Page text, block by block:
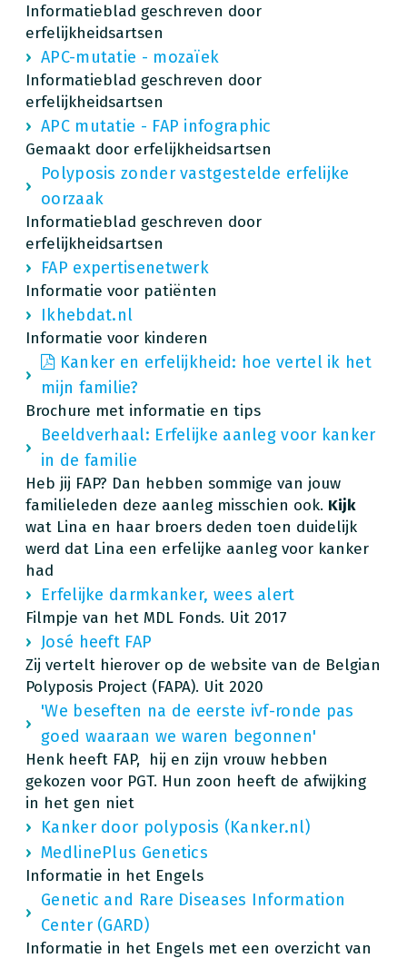
Informatieblad geschreven door
erfelijkheidsartsen
APC-mutatie - mozaïek
Informatieblad geschreven door
erfelijkheidsartsen
APC mutatie - FAP infographic
Gemaakt door erfelijkheidsartsen
Polyposis zonder vastgestelde erfelijke
oorzaak
Informatieblad geschreven door
erfelijkheidsartsen
FAP expertisenetwerk
Informatie voor patiënten
Ikhebdat.nl
Informatie voor kinderen
Kanker en erfelijkheid: hoe vertel ik het
mijn familie?
Brochure met informatie en tips
Beeldverhaal: Erfelijke aanleg voor kanker
in de familie
Heb jij FAP? Dan hebben sommige van jouw
familieleden deze aanleg misschien ook. Kijk
wat Lina en haar broers deden toen duidelijk
werd dat Lina een erfelijke aanleg voor kanker
had
Erfelijke darmkanker, wees alert
Filmpje van het MDL Fonds. Uit 2017
José heeft FAP
Zij vertelt hierover op de website van de Belgian
Polyposis Project (FAPA). Uit 2020
'We beseften na de eerste ivf-ronde pas
goed waaraan we waren begonnen'
Henk heeft FAP, hij en zijn vrouw hebben
gekozen voor PGT. Hun zoon heeft de afwijking
in het gen niet
Kanker door polyposis (Kanker.nl)
MedlinePlus Genetics
Informatie in het Engels
Genetic and Rare Diseases Information
Center (GARD)
Informatie in het Engels met een overzicht van